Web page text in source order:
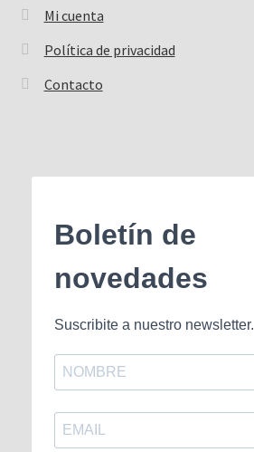
Mi cuenta
Política de privacidad
Contacto
Boletín de
novedades
Suscribite a nuestro newsletter.